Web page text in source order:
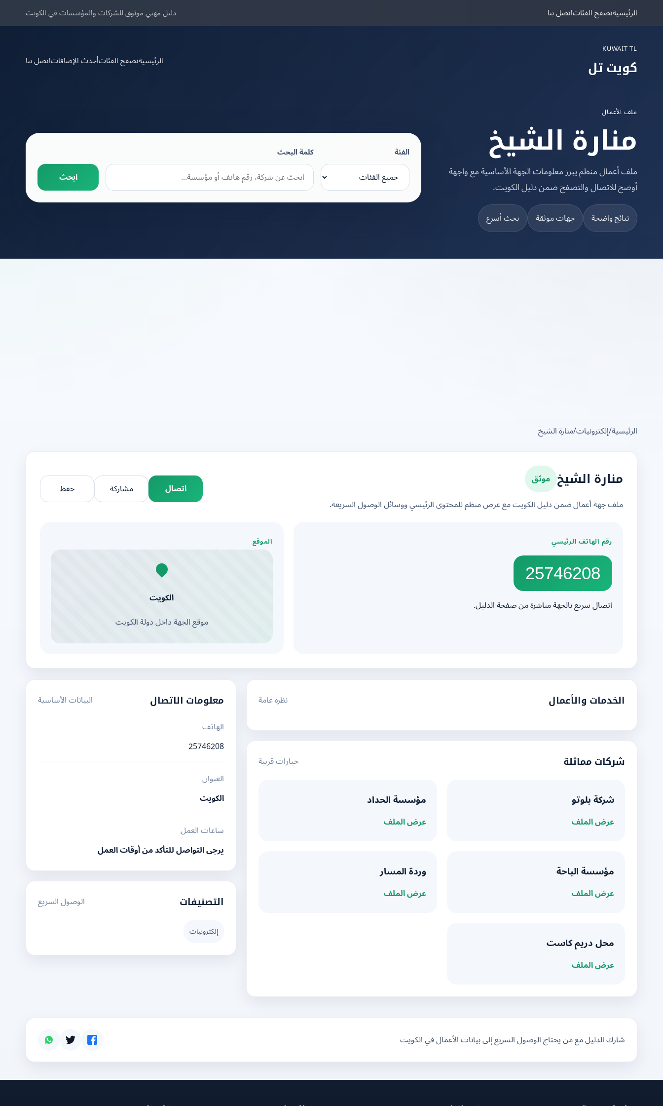
الرئيسيةتصفح الفئاتاتصل بنا دليل مهني موثوق للشركات والمؤسسات في الكويت
KUWAIT TL
كويت تل
الرئيسيةتصفح الفئاتأحدث الإضافاتاتصل بنا
ملف الأعمال
منارة الشيخ
ملف أعمال منظم يبرز معلومات الجهة الأساسية مع واجهة
أوضح للاتصال والتصفح ضمن دليل الكويت.
نتائج واضحة جهات موثقة بحث أسرع
الفئة كلمة البحث
ابحث
الرئيسية/إلكترونيات/منارة الشيخ
منارة الشيخ موثق
ملف جهة أعمال ضمن دليل الكويت مع عرض منظم للمحتوى الرئيسي ووسائل الوصول السريعة.
اتصال مشاركة حفظ
رقم الهاتف الرئيسي
25746208
اتصال سريع بالجهة مباشرة من صفحة الدليل.
الموقع
الكويت
موقع الجهة داخل دولة الكويت
الخدمات والأعمال نظرة عامة
شركات مماثلة خيارات قريبة
شركة بلوتو
عرض الملف
مؤسسة الحداد
عرض الملف
مؤسسة الباحة
عرض الملف
وردة المسار
عرض الملف
محل دريم كاست
عرض الملف
معلومات الاتصال
البيانات الأساسية
الهاتف
25746208
العنوان
الكويت
ساعات العمل
يرجى التواصل للتأكد من أوقات العمل
التصنيفات الوصول السريع
إلكترونيات
شارك الدليل مع من يحتاج الوصول السريع إلى بيانات الأعمال في الكويت